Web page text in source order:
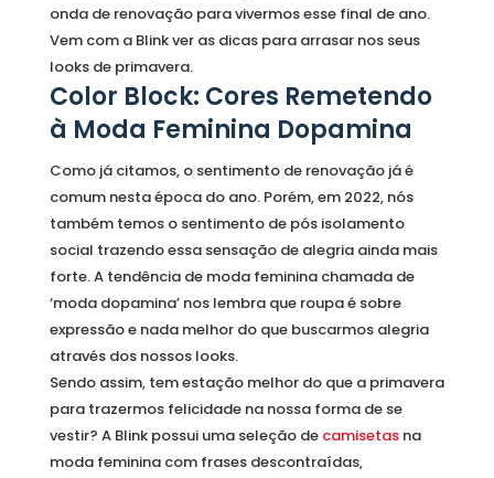
onda de renovação para vivermos esse final de ano.
Vem com a Blink ver as dicas para arrasar nos seus
looks de primavera.
Color Block: Cores Remetendo
à Moda Feminina Dopamina
Como já citamos, o sentimento de renovação já é
comum nesta época do ano. Porém, em 2022, nós
também temos o sentimento de pós isolamento
social trazendo essa sensação de alegria ainda mais
forte. A tendência de moda feminina chamada de
‘moda dopamina’ nos lembra que roupa é sobre
expressão e nada melhor do que buscarmos alegria
através dos nossos looks.
Sendo assim, tem estação melhor do que a primavera
para trazermos felicidade na nossa forma de se
vestir? A Blink possui uma seleção de camisetas na
moda feminina com frases descontraídas,